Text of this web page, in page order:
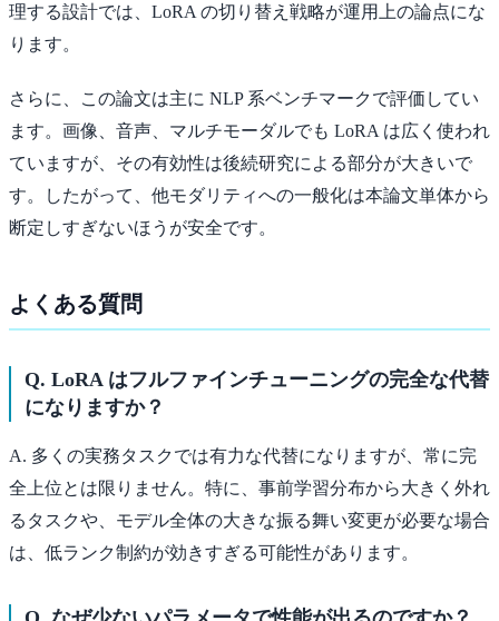
理する設計では、LoRA の切り替え戦略が運用上の論点にな
ります。
さらに、この論文は主に NLP 系ベンチマークで評価してい
ます。画像、音声、マルチモーダルでも LoRA は広く使われ
ていますが、その有効性は後続研究による部分が大きいで
す。したがって、他モダリティへの一般化は本論文単体から
断定しすぎないほうが安全です。
よくある質問
Q. LoRA はフルファインチューニングの完全な代替
になりますか？
A. 多くの実務タスクでは有力な代替になりますが、常に完
全上位とは限りません。特に、事前学習分布から大きく外れ
るタスクや、モデル全体の大きな振る舞い変更が必要な場合
は、低ランク制約が効きすぎる可能性があります。